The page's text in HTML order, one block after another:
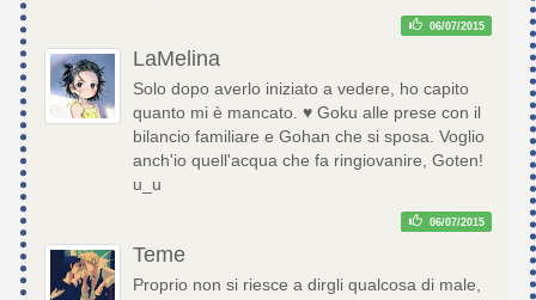
06/07/2015
LaMelina
Solo dopo averlo iniziato a vedere, ho capito
quanto mi è mancato. ♥ Goku alle prese con il
bilancio familiare e Gohan che si sposa. Voglio
anch'io quell'acqua che fa ringiovanire, Goten!
u_u
06/07/2015
Teme
Proprio non si riesce a dirgli qualcosa di male,